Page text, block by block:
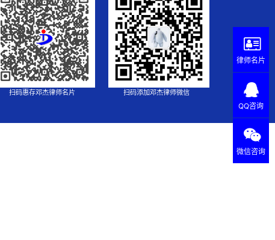
扫码惠存邓杰律师名片 扫码添加邓杰律师微信
律师名片
QQ咨询
微信咨询